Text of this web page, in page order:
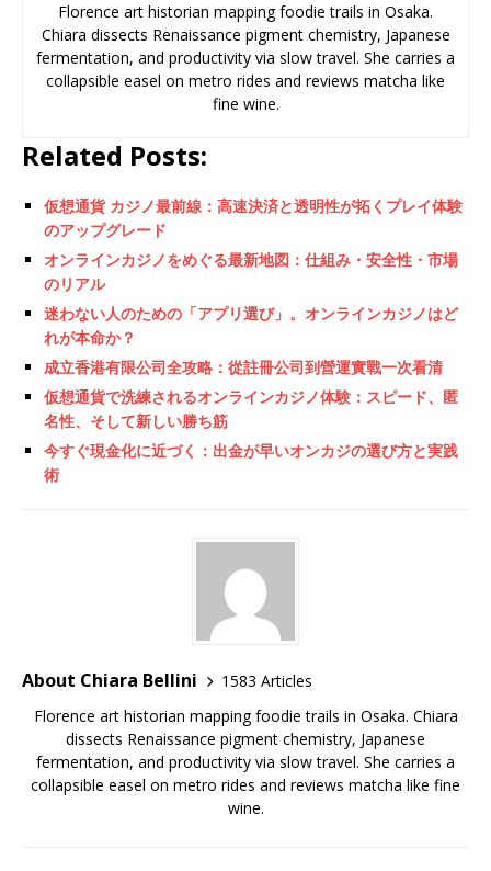
Florence art historian mapping foodie trails in Osaka.
Chiara dissects Renaissance pigment chemistry, Japanese
fermentation, and productivity via slow travel. She carries a
collapsible easel on metro rides and reviews matcha like
fine wine.
Related Posts:
仮想通貨 カジノ最前線：高速決済と透明性が拓くプレイ体験
のアップグレード
オンラインカジノをめぐる最新地図：仕組み・安全性・市場
のリアル
迷わない人のための「アプリ選び」。オンラインカジノはど
れが本命か？
成立香港有限公司全攻略：從註冊公司到營運實戰一次看清
仮想通貨で洗練されるオンラインカジノ体験：スピード、匿
名性、そして新しい勝ち筋
今すぐ現金化に近づく：出金が早いオンカジの選び方と実践
術
About Chiara Bellini
1583 Articles
Florence art historian mapping foodie trails in Osaka. Chiara
dissects Renaissance pigment chemistry, Japanese
fermentation, and productivity via slow travel. She carries a
collapsible easel on metro rides and reviews matcha like fine
wine.